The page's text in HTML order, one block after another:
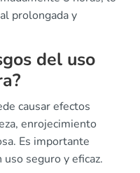
prolongada y
del uso
causar efectos
enrojecimiento
Es importante
seguro y eficaz.